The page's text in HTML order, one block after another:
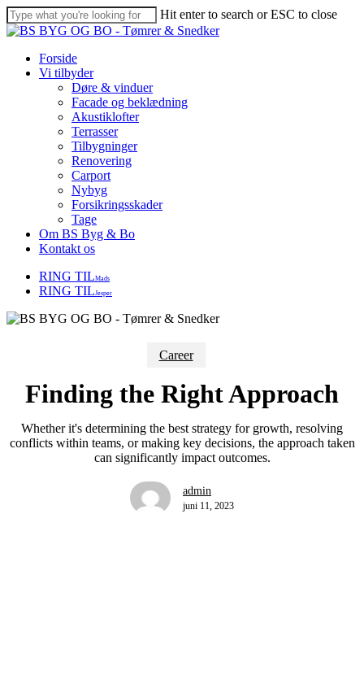
Skip
to
content
Hit enter to search or ESC to close
Close
Menu
Forside
Vi tilbyder
Døre & vinduer
Facade og beklædning
Akustiklofter
Terrasser
Tilbygninger
Renovering
Carport
Nybyg
Forsikringsskader
Tage
Om BS Byg & Bo
Kontakt os
RING TILMads
RING TILJesper
Career
Finding the Right Approach
Whether it's determining the best strategy for growth, resolving
conflicts within teams, or making key decisions, the approach taken
can significantly impact outcomes.
admin
juni 11, 2023